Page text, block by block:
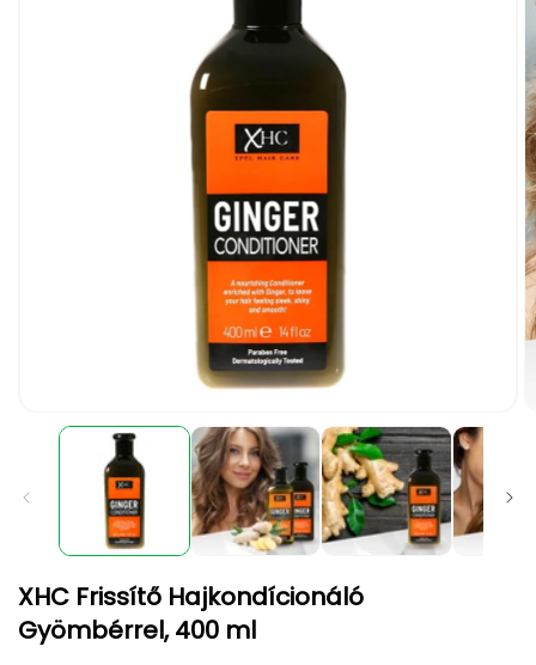
médiafájl
modális
párbeszédpanelen
XHC Frissítő Hajkondícionáló
Gyömbérrel, 400 ml